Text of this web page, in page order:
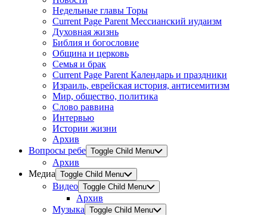
Недельные главы Торы
Current Page Parent Мессианский иудаизм
Духовная жизнь
Библия и богословие
Община и церковь
Семья и брак
Current Page Parent Календарь и праздники
Израиль, еврейская история, антисемитизм
Мир, общество, политика
Слово раввина
Интервью
Истории жизни
Архив
Вопросы ребе Toggle Child Menu
Архив
Медиа Toggle Child Menu
Видео Toggle Child Menu
Архив
Музыка Toggle Child Menu